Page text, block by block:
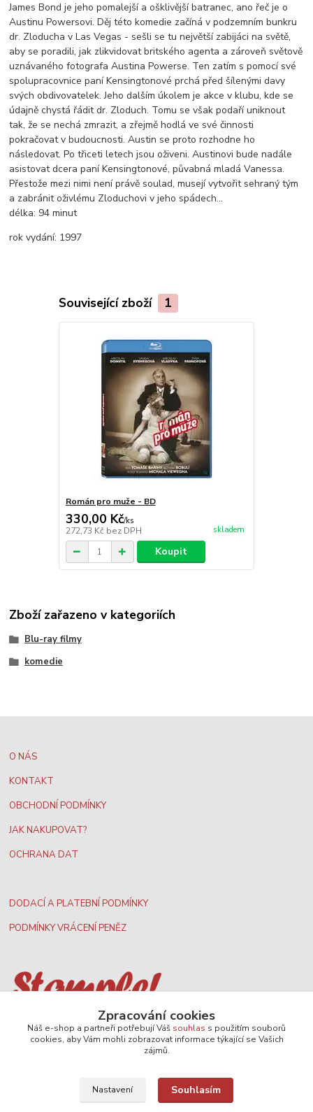
James Bond je jeho pomalejší a ošklivější batranec, ano řeč je o
Austinu Powersovi. Děj této komedie začíná v podzemním bunkru
dr. Zloducha v Las Vegas - sešli se tu největší zabijáci na světě,
aby se poradili, jak zlikvidovat britského agenta a zároveň světově
uznávaného fotografa Austina Powerse. Ten zatím s pomocí své
spolupracovnice paní Kensingtonové prchá před šílenými davy
svých obdivovatelek. Jeho dalším úkolem je akce v klubu, kde se
údajně chystá řádit dr. Zloduch. Tomu se však podaří uniknout
tak, že se nechá zmrazit, a zřejmě hodlá ve své činnosti
pokračovat v budoucnosti. Austin se proto rozhodne ho
následovat. Po třiceti letech jsou oživeni. Austinovi bude nadále
asistovat dcera paní Kensingtonové, půvabná mladá Vanessa.
Přestože mezi nimi není právě soulad, musejí vytvořit sehraný tým
a zabránit oživlému Zloduchovi v jeho spádech...
délka: 94 minut
rok vydání: 1997
Související zboží 1
Román pro muže - BD
330,00 Kč/ks
272,73 Kč bez DPH skladem
Koupit
Zboží zařazeno v kategoriích
Blu-ray filmy
komedie
O NÁS
KONTAKT
OBCHODNÍ PODMÍNKY
JAK NAKUPOVAT?
OCHRANA DAT
DODACÍ A PLATEBNÍ PODMÍNKY
PODMÍNKY VRÁCENÍ PENĚZ
Nejširší velkoobchodní nabídka dvd filmůZpracování cookies
Náš e-shop a partneři potřebují Váš souhlas s použitím souborů
cookies, aby Vám mohli zobrazovat informace týkající se Vašich
zájmů.
Nastavení Souhlasím